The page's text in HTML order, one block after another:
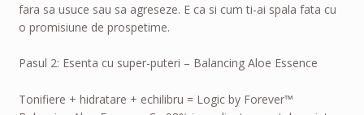
fara sa usuce sau sa agreseze. E ca si cum ti-ai spala fata cu
o promisiune de prospetime.
Pasul 2: Esenta cu super-puteri – Balancing Aloe Essence
Tonifiere + hidratare + echilibru = Logic by Forever™